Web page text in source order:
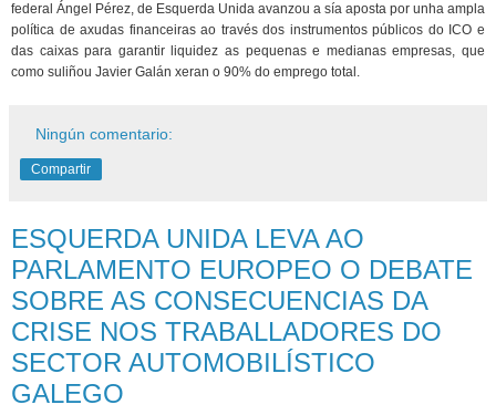
federal Ángel Pérez, de Esquerda Unida avanzou a sía aposta por unha ampla
política de axudas financeiras ao través dos instrumentos públicos do ICO e
das caixas para garantir liquidez as pequenas e medianas empresas, que
como suliñou Javier Galán xeran o 90% do emprego total.
Ningún comentario:
Compartir
ESQUERDA UNIDA LEVA AO
PARLAMENTO EUROPEO O DEBATE
SOBRE AS CONSECUENCIAS DA
CRISE NOS TRABALLADORES DO
SECTOR AUTOMOBILÍSTICO
GALEGO